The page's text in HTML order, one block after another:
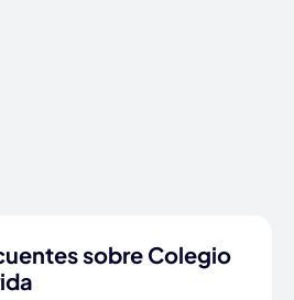
sobre Colegio